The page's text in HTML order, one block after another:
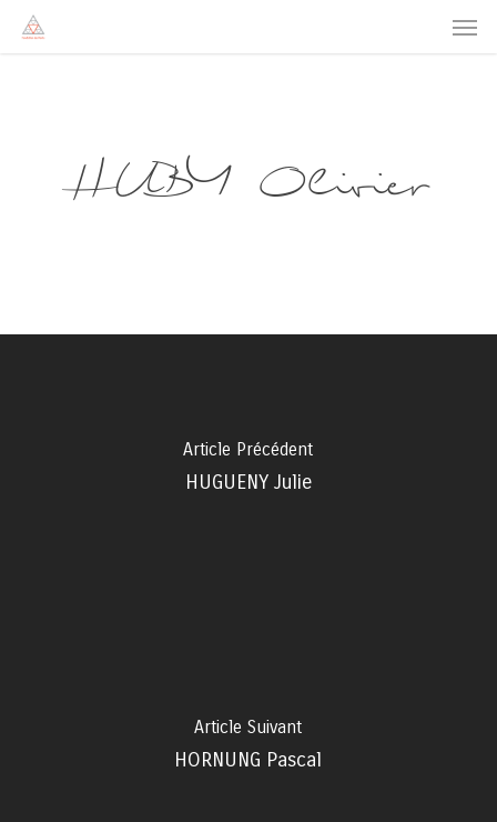
HUBY Olivier
Article Précédent
HUGUENY Julie
Article Suivant
HORNUNG Pascal